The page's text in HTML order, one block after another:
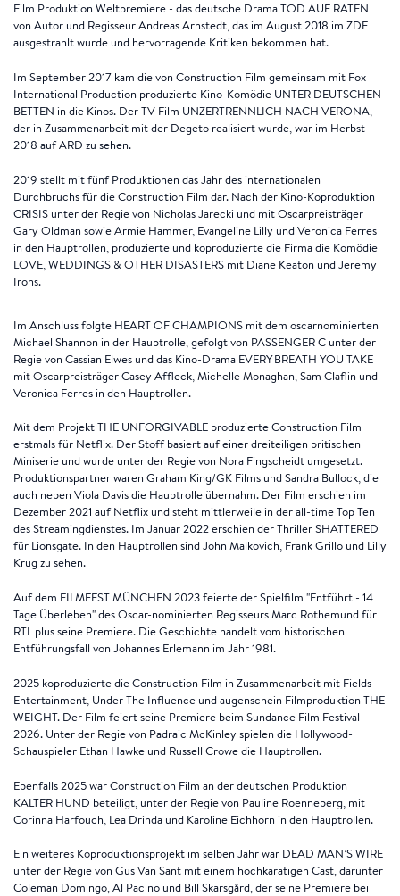
Film Produktion Weltpremiere - das deutsche Drama TOD AUF RATEN
von Autor und Regisseur Andreas Arnstedt, das im August 2018 im ZDF
ausgestrahlt wurde und hervorragende Kritiken bekommen hat.
Im September 2017 kam die von Construction Film gemeinsam mit Fox
International Production produzierte Kino-Komödie UNTER DEUTSCHEN
BETTEN in die Kinos. Der TV Film UNZERTRENNLICH NACH VERONA,
der in Zusammenarbeit mit der Degeto realisiert wurde, war im Herbst
2018 auf ARD zu sehen.
2019 stellt mit fünf Produktionen das Jahr des internationalen
Durchbruchs für die Construction Film dar. Nach der Kino-Koproduktion
CRISIS unter der Regie von Nicholas Jarecki und mit Oscarpreisträger
Gary Oldman sowie Armie Hammer, Evangeline Lilly und Veronica Ferres
in den Hauptrollen, produzierte und koproduzierte die Firma die Komödie
LOVE, WEDDINGS & OTHER DISASTERS mit Diane Keaton und Jeremy
Irons.
Im Anschluss folgte HEART OF CHAMPIONS mit dem oscarnominierten
Michael Shannon in der Hauptrolle, gefolgt von PASSENGER C unter der
Regie von Cassian Elwes und das Kino-Drama EVERY BREATH YOU TAKE
mit Oscarpreisträger Casey Affleck, Michelle Monaghan, Sam Claflin und
Veronica Ferres in den Hauptrollen.
Mit dem Projekt THE UNFORGIVABLE produzierte Construction Film
erstmals für Netflix. Der Stoff basiert auf einer dreiteiligen britischen
Miniserie und wurde unter der Regie von Nora Fingscheidt umgesetzt.
Produktionspartner waren Graham King/GK Films und Sandra Bullock, die
auch neben Viola Davis die Hauptrolle übernahm. Der Film erschien im
Dezember 2021 auf Netflix und steht mittlerweile in der all-time Top Ten
des Streamingdienstes. Im Januar 2022 erschien der Thriller SHATTERED
für Lionsgate. In den Hauptrollen sind John Malkovich, Frank Grillo und Lilly
Krug zu sehen.
Auf dem FILMFEST MÜNCHEN 2023 feierte der Spielfilm "Entführt - 14
Tage Überleben" des Oscar-nominierten Regisseurs Marc Rothemund für
RTL plus seine Premiere. Die Geschichte handelt vom historischen
Entführungsfall von Johannes Erlemann im Jahr 1981.
2025 koproduzierte die Construction Film in Zusammenarbeit mit Fields
Entertainment, Under The Influence und augenschein Filmproduktion THE
WEIGHT. Der Film feiert seine Premiere beim Sundance Film Festival
2026. Unter der Regie von Padraic McKinley spielen die Hollywood-
Schauspieler Ethan Hawke und Russell Crowe die Hauptrollen.
Ebenfalls 2025 war Construction Film an der deutschen Produktion
KALTER HUND beteiligt, unter der Regie von Pauline Roenneberg, mit
Corinna Harfouch, Lea Drinda und Karoline Eichhorn in den Hauptrollen.
Ein weiteres Koproduktionsprojekt im selben Jahr war DEAD MAN’S WIRE
unter der Regie von Gus Van Sant mit einem hochkarätigen Cast, darunter
Coleman Domingo, Al Pacino und Bill Skarsgård, der seine Premiere bei